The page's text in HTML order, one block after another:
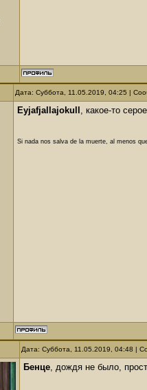
Дата: Суббота, 11.05.2019, 04:25 |
Eyjafjallajokull , какое-то
Si nada nos salva de la muerte, al menos
Дата: Суббота, 11.05.2019, 04:48 |
Бенце, дождя не было,